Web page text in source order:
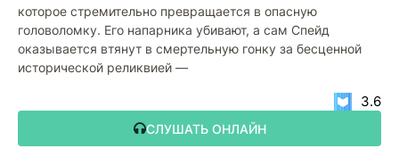
которое стремительно превращается в опасную
головоломку. Его напарника убивают, а сам Спейд
оказывается втянут в смертельную гонку за бесценной
исторической реликвией —
СЛУШАТЬ ОНЛАЙН
3.6